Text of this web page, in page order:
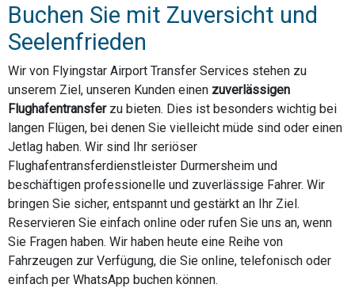
Buchen Sie mit Zuversicht und
Seelenfrieden
Wir von Flyingstar Airport Transfer Services stehen zu
unserem Ziel, unseren Kunden einen zuverlässigen
Flughafentransferzu bieten. Dies ist besonders wichtig bei
langen Flügen, bei denen Sie vielleicht müde sind oder einen
Jetlag haben. Wir sind Ihr seriöser
Flughafentransferdienstleister Durmersheim und
beschäftigen professionelle und zuverlässige Fahrer. Wir
bringen Sie sicher, entspannt und gestärkt an Ihr Ziel.
Reservieren Sie einfach online oder rufen Sie uns an, wenn
Sie Fragen haben. Wir haben heute eine Reihe von
Fahrzeugen zur Verfügung, die Sie online, telefonisch oder
einfach per WhatsApp buchen können.